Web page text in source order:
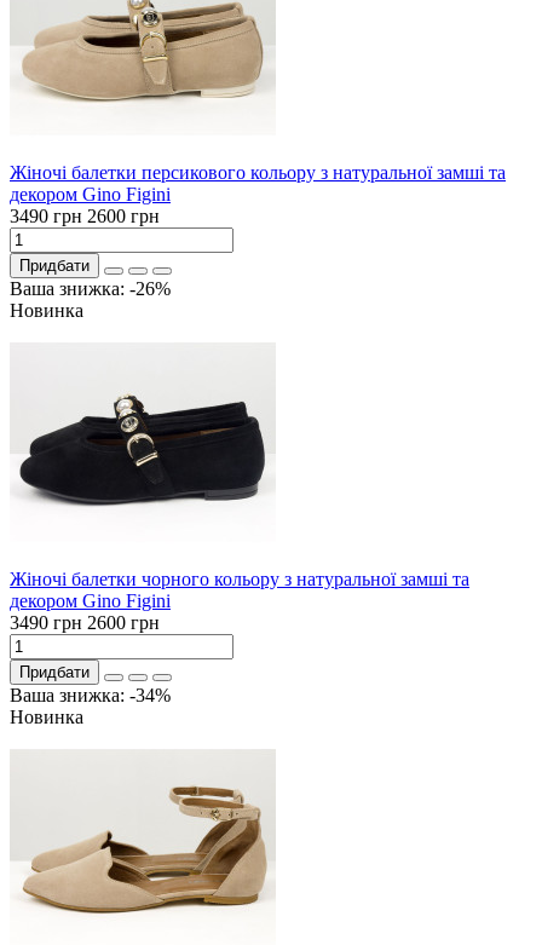
Жіночі балетки персикового кольору з натуральної замші та
декором Gino Figini
3490 грн 2600 грн
Придбати
Ваша знижка: -26%
Новинка
Жіночі балетки чорного кольору з натуральної замші та
декором Gino Figini
3490 грн 2600 грн
Придбати
Ваша знижка: -34%
Новинка